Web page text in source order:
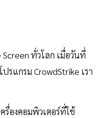
ทั่วโลก เมื่อวันที่
รแกรม CrowdStrike เรา
รื่องคอมพิวเตอร์ที่ใช้